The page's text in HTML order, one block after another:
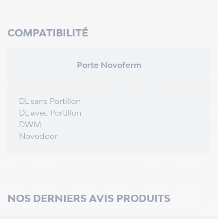
COMPATIBILITÉ
Porte Novoferm
DL sans Portillon
DL avec Portillon
DWM
Novodoor
NOS DERNIERS AVIS PRODUITS